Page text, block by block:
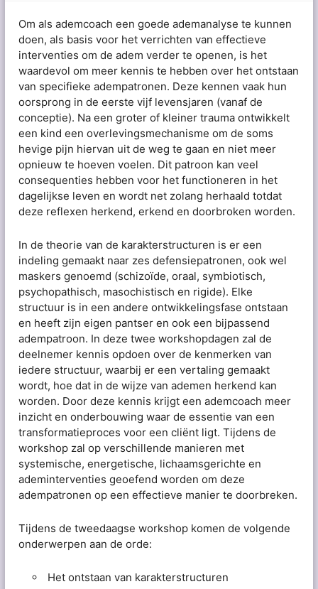
Om als ademcoach een goede ademanalyse te kunnen
doen, als basis voor het verrichten van effectieve
interventies om de adem verder te openen, is het
waardevol om meer kennis te hebben over het ontstaan
van specifieke adempatronen. Deze kennen vaak hun
oorsprong in de eerste vijf levensjaren (vanaf de
conceptie). Na een groter of kleiner trauma ontwikkelt
een kind een overlevingsmechanisme om de soms
hevige pijn hiervan uit de weg te gaan en niet meer
opnieuw te hoeven voelen. Dit patroon kan veel
consequenties hebben voor het functioneren in het
dagelijkse leven en wordt net zolang herhaald totdat
deze reflexen herkend, erkend en doorbroken worden.
In de theorie van de karakterstructuren is er een
indeling gemaakt naar zes defensiepatronen, ook wel
maskers genoemd (schizoïde, oraal, symbiotisch,
psychopathisch, masochistisch en rigide). Elke
structuur is in een andere ontwikkelingsfase ontstaan
en heeft zijn eigen pantser en ook een bijpassend
adempatroon. In deze twee workshopdagen zal de
deelnemer kennis opdoen over de kenmerken van
iedere structuur, waarbij er een vertaling gemaakt
wordt, hoe dat in de wijze van ademen herkend kan
worden. Door deze kennis krijgt een ademcoach meer
inzicht en onderbouwing waar de essentie van een
transformatieproces voor een cliënt ligt. Tijdens de
workshop zal op verschillende manieren met
systemische, energetische, lichaamsgerichte en
ademinterventies geoefend worden om deze
adempatronen op een effectieve manier te doorbreken.
Tijdens de tweedaagse workshop komen de volgende
onderwerpen aan de orde:
Het ontstaan van karakterstructuren